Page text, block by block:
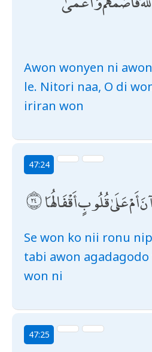
Awon wonyen ni
le. Nitori naa, O di
iriran won
47:24
أَمْ عَلَىٰ قُلُوبٍ أَقْفَالُهَا
Se won ko nii ronu
tabi awon
won ni
47:25